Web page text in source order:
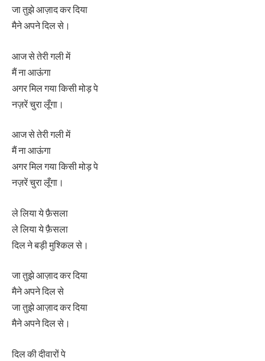
जा तुझे आज़ाद कर दिया
मैने अपने दिल से।
आज से तेरी गली में
मैं ना आऊंगा
अगर मिल गया किसी मोड़ पे
नज़रें चुरा लूँगा।
आज से तेरी गली में
मैं ना आऊंगा
अगर मिल गया किसी मोड़ पे
नज़रें चुरा लूँगा।
ले लिया ये फ़ैसला
ले लिया ये फ़ैसला
दिल ने बड़ी मुश्किल से।
जा तुझे आज़ाद कर दिया
मैने अपने दिल से
जा तुझे आज़ाद कर दिया
मैने अपने दिल से।
दिल की दीवारों पे